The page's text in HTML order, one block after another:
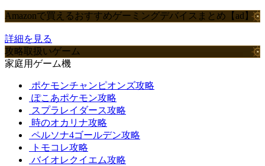
Amazonで買えるおすすめゲーミングデバイスまとめ【ad】
詳細を見る
攻略取扱いゲーム
家庭用ゲーム機
ポケモンチャンピオンズ攻略
ぽこあポケモン攻略
スプラレイダース攻略
時のオカリナ攻略
ペルソナ4ゴールデン攻略
トモコレ攻略
バイオレクイエム攻略